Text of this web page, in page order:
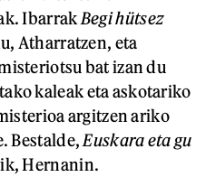
Ibarrak Begi hütsez
Atharratzen, eta
bat izan du
kaleak eta askotariko
argitzen ariko
Bestalde, Euskara eta gu
Hernanin.